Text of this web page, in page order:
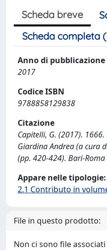
Scheda breve
Scheda completa
Anno di pubblicazione
2017
Codice ISBN
9788858129838
Citazione
Capitelli, G. (2017).
Giardina Andrea (a cura
(pp. 420-424). Bari-Roma
Appare nelle tipologie:
2.1 Contributo in
File in questo prodotto:
Non ci sono file